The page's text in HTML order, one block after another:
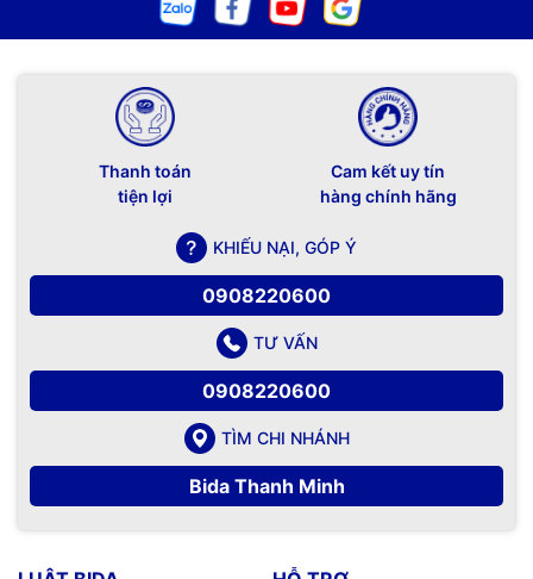
Thanh toán
tiện lợi
Cam kết uy tín
hàng chính hãng
KHIẾU NẠI, GÓP Ý
0908220600
TƯ VẤN
0908220600
TÌM CHI NHÁNH
Bida Thanh Minh